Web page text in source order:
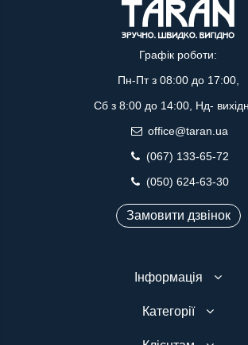
Графік роботи:
Пн-Пт з 08:00 до 17:00,
Сб з 8:00 до 14:00, Нд-
office@taran.ua
(067) 133-65-72
(050) 624-63-30
Замовити дзвінок
Інформація
Категорії